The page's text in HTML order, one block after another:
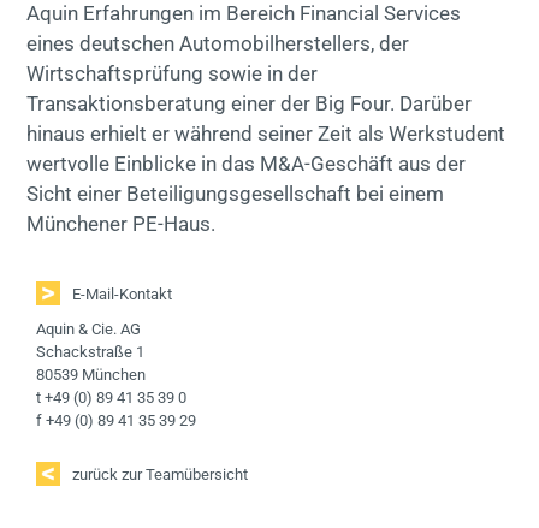
Aquin Erfahrungen im Bereich Financial Services
eines deutschen Automobilherstellers, der
Wirtschaftsprüfung sowie in der
Transaktionsberatung einer der Big Four. Darüber
hinaus erhielt er während seiner Zeit als Werkstudent
wertvolle Einblicke in das M&A-Geschäft aus der
Sicht einer Beteiligungsgesellschaft bei einem
Münchener PE-Haus.
E-Mail-Kontakt
Aquin & Cie. AG
Schackstraße 1
80539 München
t +49 (0) 89 41 35 39 0
f +49 (0) 89 41 35 39 29
zurück zur Teamübersicht